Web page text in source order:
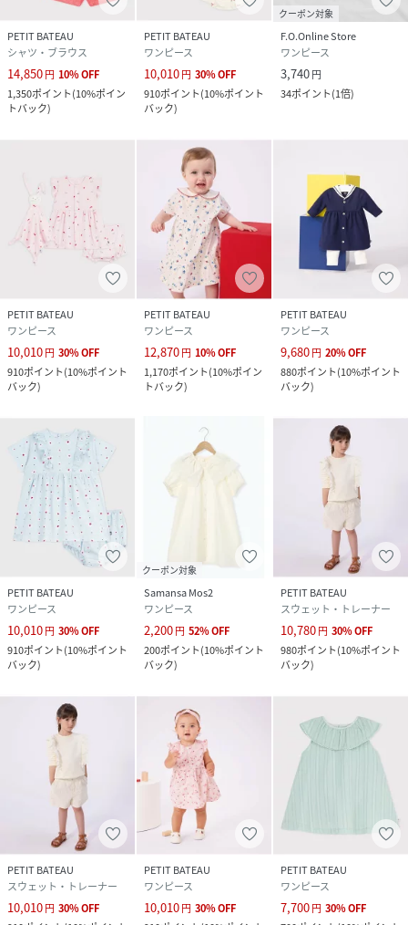
PETIT BATEAU
シャツ・ブラウス
14,850円 10%OFF
1,350ポイント(10%ポイン
トバック)
PETIT BATEAU
ワンピース
10,010円 30%OFF
910ポイント(10%ポイント
バック)
クーポン対象
F.O.Online Store
ワンピース
3,740円
34ポイント(1倍)
PETIT BATEAU
ワンピース
10,010円 30%OFF
910ポイント(10%ポイント
バック)
PETIT BATEAU
ワンピース
12,870円 10%OFF
1,170ポイント(10%ポイン
トバック)
PETIT BATEAU
ワンピース
9,680円 20%OFF
880ポイント(10%ポイント
バック)
PETIT BATEAU
ワンピース
10,010円 30%OFF
910ポイント(10%ポイント
バック)
クーポン対象
Samansa Mos2
ワンピース
2,200円 52%OFF
200ポイント(10%ポイント
バック)
PETIT BATEAU
スウェット・トレーナー
10,780円 30%OFF
980ポイント(10%ポイント
バック)
PETIT BATEAU
スウェット・トレーナー
10,010円 30%OFF
PETIT BATEAU
ワンピース
10,010円 30%OFF
PETIT BATEAU
ワンピース
7,700円 30%OFF